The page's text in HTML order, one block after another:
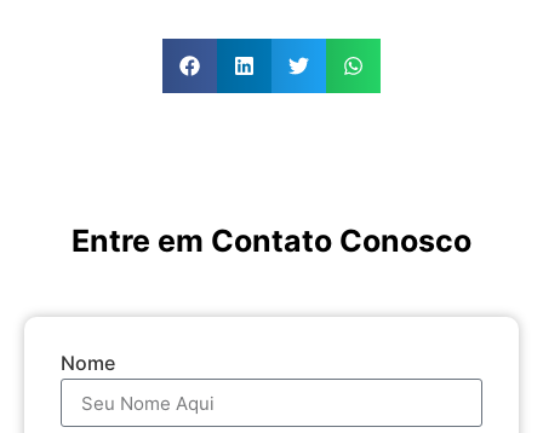
Entre em Contato Conosco
Nome